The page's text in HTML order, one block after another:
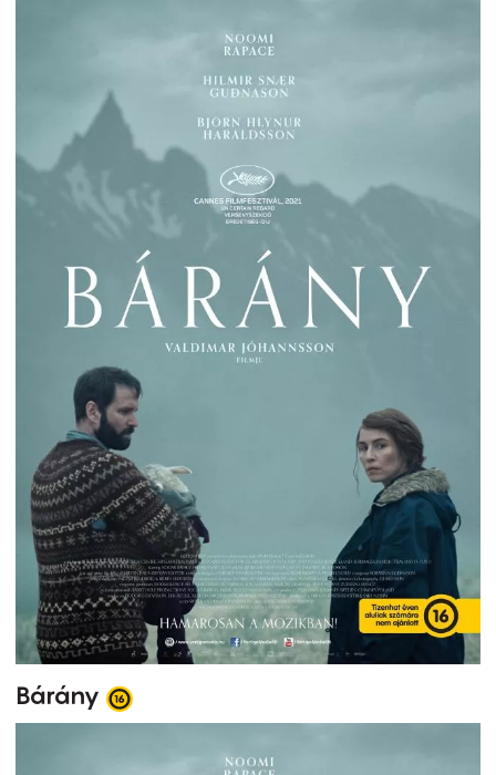
Bárány